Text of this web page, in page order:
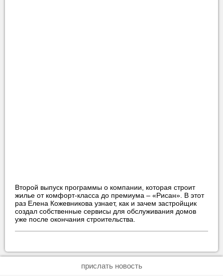
Второй выпуск программы о компании, которая строит
жилье от комфорт-класса до премиума – «Рисан». В этот
раз Елена Кожевникова узнает, как и зачем застройщик
создал собственные сервисы для обслуживания домов
уже после окончания строительства.
прислать новость